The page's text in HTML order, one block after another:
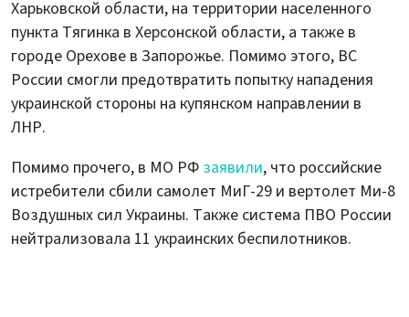
Харьковской области, на территории населенного
пункта Тягинка в Херсонской области, а также в
городе Орехове в Запорожье. Помимо этого, ВС
России смогли предотвратить попытку нападения
украинской стороны на купянском направлении в
ЛНР.
Помимо прочего, в МО РФ заявили, что российские
истребители сбили самолет МиГ-29 и вертолет Ми-8
Воздушных сил Украины. Также система ПВО России
нейтрализовала 11 украинских беспилотников.